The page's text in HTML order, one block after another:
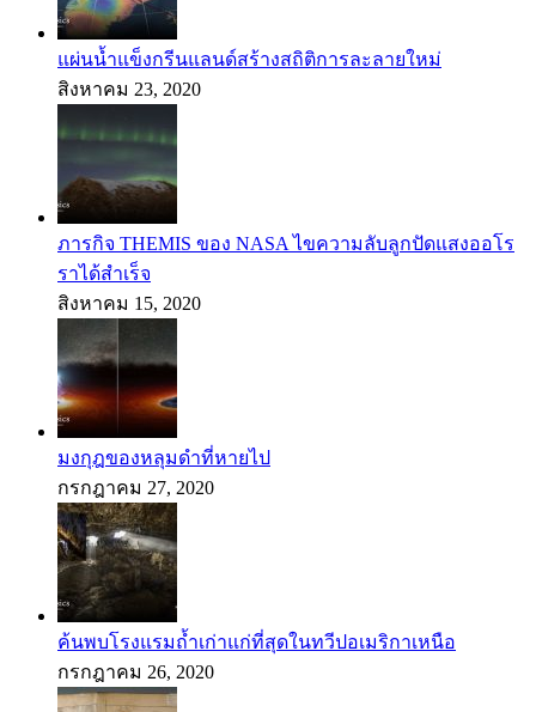
แผ่นน้ำแข็งกรีนแลนด์สร้างสถิติการละลายใหม่
สิงหาคม 23, 2020
ภารกิจ THEMIS ของ NASA ไขความลับลูกปัดแสงออโร
ราได้สำเร็จ
สิงหาคม 15, 2020
มงกุฎของหลุมดำที่หายไป
กรกฎาคม 27, 2020
ค้นพบโรงแรมถ้ำเก่าแก่ที่สุดในทวีปอเมริกาเหนือ
กรกฎาคม 26, 2020